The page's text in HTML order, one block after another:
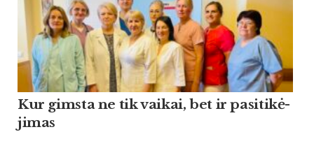
Kur gims­ta ne tik vai­kai, bet ir pa­si­ti­kė­
ji­mas